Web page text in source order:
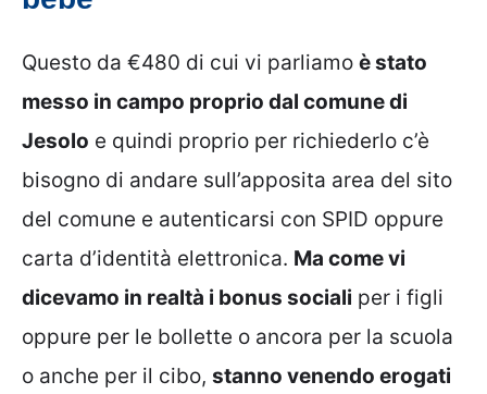
Questo da €480 di cui vi parliamo è stato
messo in campo proprio dal comune di
Jesolo e quindi proprio per richiederlo c’è
bisogno di andare sull’apposita area del sito
del comune e autenticarsi con SPID oppure
carta d’identità elettronica. Ma come vi
dicevamo in realtà i bonus sociali per i figli
oppure per le bollette o ancora per la scuola
o anche per il cibo, stanno venendo erogati